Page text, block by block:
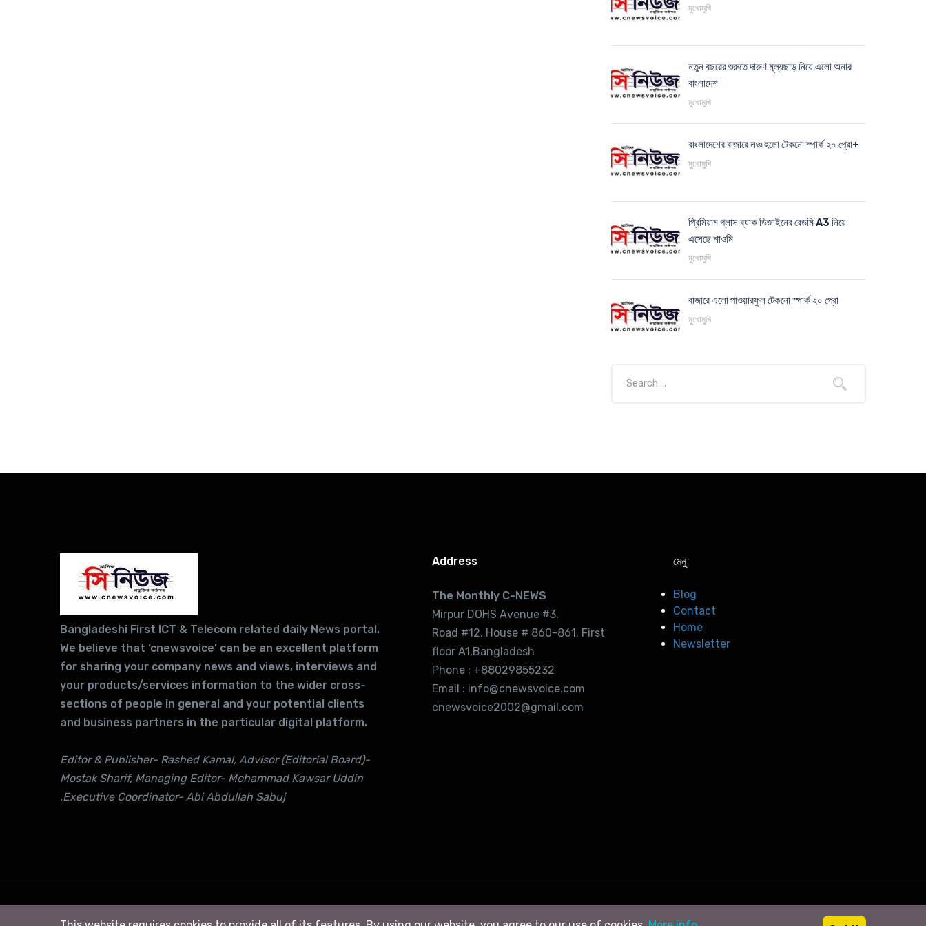
মুখোমুখি
নতুন বছরের শুরুতে দারুণ মূল্যছাড় নিয়ে এলো অনার
বাংলাদেশ
মুখোমুখি
বাংলাদেশের বাজারে লঞ্চ হলো টেকনো স্পার্ক ২০ প্রো+
মুখোমুখি
প্রিমিয়াম গ্লাস ব্যাক ডিজাইনের রেডমি A3 নিয়ে
এসেছে শাওমি
মুখোমুখি
বাজারে এলো পাওয়ারফুল টেকনো স্পার্ক ২০ প্রো
মুখোমুখি
Bangladeshi First ICT & Telecom related daily News portal.
We believe that ‘cnewsvoice’ can be an excellent platform
for sharing your company news and views, interviews and
your products/services information to the wider cross-
sections of people in general and your potential clients
and business partners in the particular digital platform.
Editor & Publisher- Rashed Kamal, Advisor (Editorial Board)-
Mostak Sharif, Managing Editor- Mohammad Kawsar Uddin
,Executive Coordinator- Abi Abdullah Sabuj
Address
The Monthly C-NEWS
Mirpur DOHS Avenue #3.
Road #12. House # 860-861. First
floor A1,Bangladesh
Phone : +88029855232
Email : info@cnewsvoice.com
cnewsvoice2002@gmail.com
মেনু
Blog
Contact
Home
Newsletter